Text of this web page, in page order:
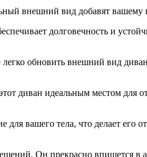
внешний вид добавят вашему
долговечность и
обновить внешний вид
диван идеальным местом для
вашего тела, что делает его
Он прекрасно впишется в